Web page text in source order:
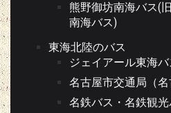
熊野御坊南海バス(
南海バス)
東海北陸のバス
ジェイアール東海バ
名古屋市交通局（名
名鉄バス・名鉄観光